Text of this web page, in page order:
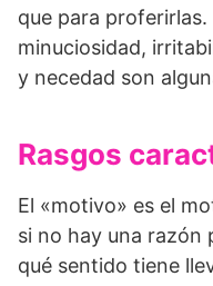
que para
minuciosidad,
y necedad son
Rasgos
El «motivo» es el
si no hay una razón
qué sentido tiene